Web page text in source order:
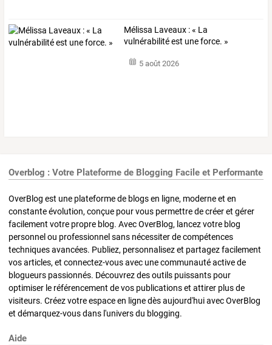
Mélissa Laveaux : « La
vulnérabilité est une force. »
5 août 2026
Overblog : Votre Plateforme de Blogging Facile et Performante
OverBlog est une plateforme de blogs en ligne, moderne et en
constante évolution, conçue pour vous permettre de créer et gérer
facilement votre propre blog. Avec OverBlog, lancez votre blog
personnel ou professionnel sans nécessiter de compétences
techniques avancées. Publiez, personnalisez et partagez facilement
vos articles, et connectez-vous avec une communauté active de
blogueurs passionnés. Découvrez des outils puissants pour
optimiser le référencement de vos publications et attirer plus de
visiteurs. Créez votre espace en ligne dès aujourd'hui avec OverBlog
et démarquez-vous dans l'univers du blogging.
Aide